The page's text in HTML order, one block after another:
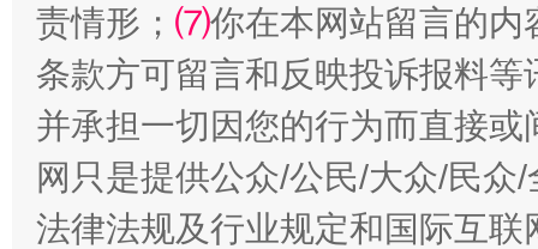
扯下公款旅游的“隐身衣” 如何以
责情形； ⑺你在本网站留言的内
条款方可留言和反映投诉报料
并承担一切因您的行为而直接
网只是提供公众/公民/大众/民
法律法规及行业规定和国际互